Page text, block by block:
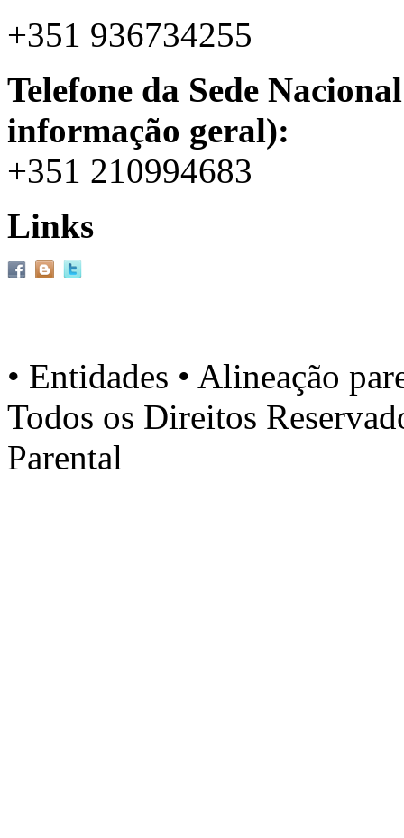
+351 936734255
Telefone da Sede
informação geral):
+351 210994683
Links
• Entidades • Alineação
Todos os Direitos
Parental